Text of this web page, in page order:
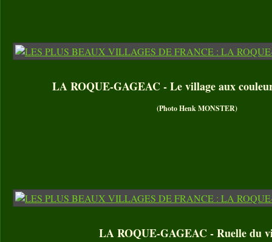
LA ROQUE-GAGEAC - Le village aux
(Photo Henk MONSTER)
LA ROQUE-GAGEAC - Ruelle du